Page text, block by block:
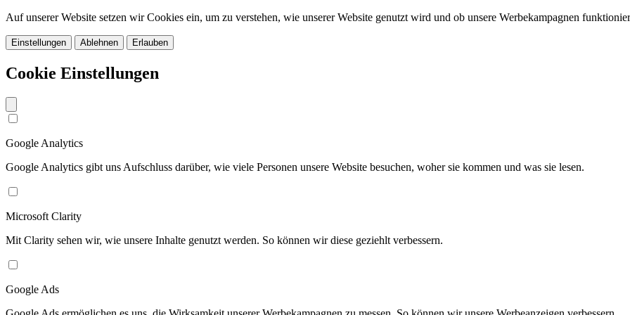
Auf unserer Website setzen wir Cookies ein, um zu verstehen, wie unserer Website genutzt wird und ob unsere Werbekampagnen
Einstellungen Ablehnen Erlauben
Cookie Einstellungen
Google Analytics
Google Analytics gibt uns Aufschluss darüber, wie viele Personen unsere Website besuchen, woher sie kommen und was sie lesen.
Microsoft Clarity
Mit Clarity sehen wir, wie unsere Inhalte genutzt werden. So können wir diese geziehlt verbessern.
Google Ads